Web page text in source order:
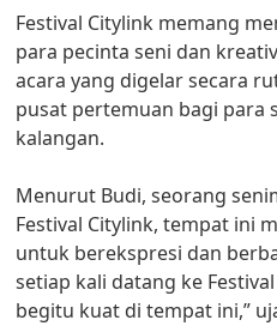
Festival Citylink memang
para pecinta seni dan
acara yang digelar secara
pusat pertemuan bagi para
kalangan.
Menurut Budi, seorang
Festival Citylink, tempat ini
untuk berekspresi dan
setiap kali datang ke
begitu kuat di tempat ini,”